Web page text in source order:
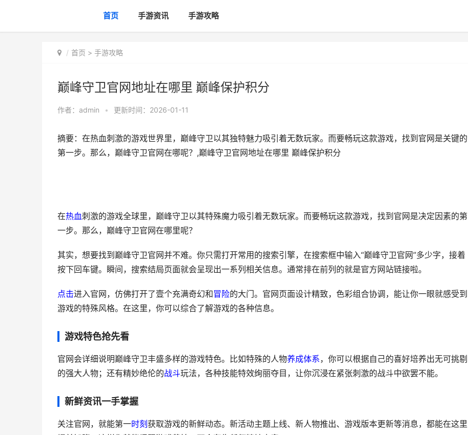
首页 手游资讯 手游攻略
首页 > 手游攻略
巅峰守卫官网地址在哪里 巅峰保护积分
作者： admin • 更新时间：2026-01-11
摘要：在热血刺激的游戏世界里，巅峰守卫以其独特魅力吸引着无数玩家。而要畅玩这款游戏，找到官网是关键的
第一步。那么，巅峰守卫官网在哪呢？,巅峰守卫官网地址在哪里 巅峰保护积分
在热血刺激的游戏全球里，巅峰守卫以其特殊魔力吸引着无数玩家。而要畅玩这款游戏，找到官网是决定因素的第
一步。那么，巅峰守卫官网在哪里呢？
其实，想要找到巅峰守卫官网并不难。你只需打开常用的搜索引擎，在搜索框中输入“巅峰守卫官网”多少字，接着
按下回车键。瞬间，搜索结局页面就会呈现出一系列相关信息。通常排在前列的就是官方网站链接啦。
点击进入官网，仿佛打开了壹个充满奇幻和冒险的大门。官网页面设计精致，色彩组合协调，能让你一眼就感受到
游戏的特殊风格。在这里，你可以综合了解游戏的各种信息。
游戏特色抢先看
官网会详细说明巅峰守卫丰盛多样的游戏特色。比如特殊的人物养成体系，你可以根据自己的喜好培养出无可挑剔
的强大人物；还有精妙绝伦的战斗玩法，各种技能特效绚丽夺目，让你沉浸在紧张刺激的战斗中欲罢不能。
新鲜资讯一手掌握
关注官网，就能第一时刻 获取游戏的新鲜动态。新活动主题上线、新人物推出、游戏版本更新等消息，都能在这里